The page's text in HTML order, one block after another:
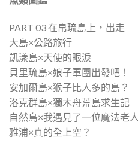
PART 03 在帛琉島上，出走
大島×公路旅行
凱漾島×天使的眼淚
貝里琉島×娘子軍團出發吧！
安加爾島×猴子比人多的島？
洛克群島×獨木舟荒島求生記
自然島×我遇見了一位魔法老人
雅浦×真的全上空？